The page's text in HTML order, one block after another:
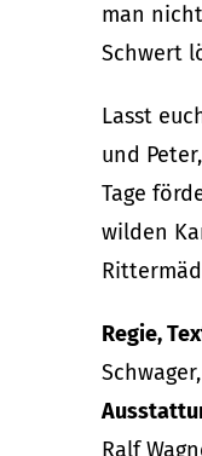
man
Schwert
Lasst
und
Tage
wilden
Regie,
Ralf